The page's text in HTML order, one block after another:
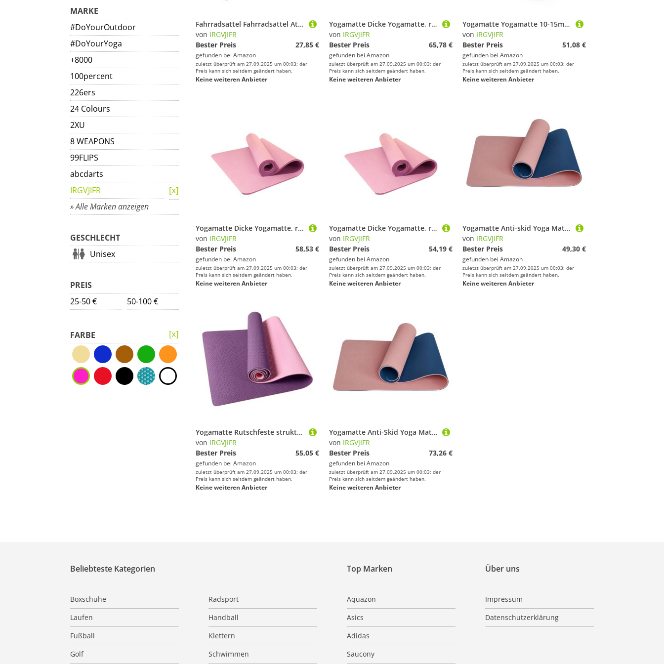
MARKE
#DoYourOutdoor
#DoYourYoga
+8000
100percent
226ers
24 Colours
2XU
8 WEAPONS
99FLIPS
abcdarts
IRGVJIFR
» Alle Marken anzeigen
GESCHLECHT
Unisex
PREIS
25-50 €
50-100 €
FARBE
Fahrradsattel Fahrradsattel Atmungsaktives Hohldesign PU-Leder Weicher, bequemer Sitz Mountain Road Bike Einteiliges Kissen Fahrradteile(Pink)
von IRGVJIFR
Bester Preis
27,85 €
gefunden bei Amazon
zuletzt überprüft am 27.09.2025 um 00:03; der
Preis kann sich seitdem geändert haben.
Keine weiteren Anbieter
Yogamatte Dicke Yogamatte, rutschfeste Decke, Heim-Fitnessstudio, Sport, Gesundheit, Abnehmen, Fitnessmatten, Trainingsunterlage for Frauen(Pink,185 61 20mm)
von IRGVJIFR
Bester Preis
65,78 €
gefunden bei Amazon
zuletzt überprüft am 27.09.2025 um 00:03; der
Preis kann sich seitdem geändert haben.
Keine weiteren Anbieter
Yogamatte Yogamatte 10-15mm Sport Pilates For Fitnessgymnastik(Pink)
von IRGVJIFR
Bester Preis
51,08 €
gefunden bei Amazon
zuletzt überprüft am 27.09.2025 um 00:03; der
Preis kann sich seitdem geändert haben.
Keine weiteren Anbieter
Yogamatte Dicke Yogamatte, rutschfeste Decke, Heim-Fitnessstudio, Sport, Gesundheit, Abnehmen, Fitnessmatten, Trainingsunterlage for Frauen(Pink,185 61 15mm)
von IRGVJIFR
Bester Preis
58,53 €
gefunden bei Amazon
zuletzt überprüft am 27.09.2025 um 00:03; der
Preis kann sich seitdem geändert haben.
Keine weiteren Anbieter
Yogamatte Dicke Yogamatte, rutschfeste Decke, Heim-Fitnessstudio, Sport, Gesundheit, Abnehmen, Fitnessmatten, Trainingsunterlage for Frauen(Pink,185 61 10mm)
von IRGVJIFR
Bester Preis
54,19 €
gefunden bei Amazon
zuletzt überprüft am 27.09.2025 um 00:03; der
Preis kann sich seitdem geändert haben.
Keine weiteren Anbieter
Yogamatte Anti-skid Yoga Matte Faltbare Pilates Doppelseitige Nicht-slip Gymnastik(Pink)
von IRGVJIFR
Bester Preis
49,30 €
gefunden bei Amazon
zuletzt überprüft am 27.09.2025 um 00:03; der
Preis kann sich seitdem geändert haben.
Keine weiteren Anbieter
Yogamatte Rutschfeste strukturierte Oberfläche Dicke Übung Pilates Fitness Workout Yoga Matte mit Tragegurt(Pink)
von IRGVJIFR
Bester Preis
55,05 €
gefunden bei Amazon
zuletzt überprüft am 27.09.2025 um 00:03; der
Preis kann sich seitdem geändert haben.
Keine weiteren Anbieter
Yogamatte Anti-Skid Yoga Matte Doppelseitige Fitness Faltbare Non-Slip Gymnastik(Pink)
von IRGVJIFR
Bester Preis
73,26 €
gefunden bei Amazon
zuletzt überprüft am 27.09.2025 um 00:03; der
Preis kann sich seitdem geändert haben.
Keine weiteren Anbieter
Über uns
Impressum
Datenschutzerklärung
Beliebteste Kategorien
Boxschuhe
Radsport
Laufen
Handball
Fußball
Klettern
Golf
Schwimmen
Top Marken
Aquazon
Asics
Adidas
Saucony